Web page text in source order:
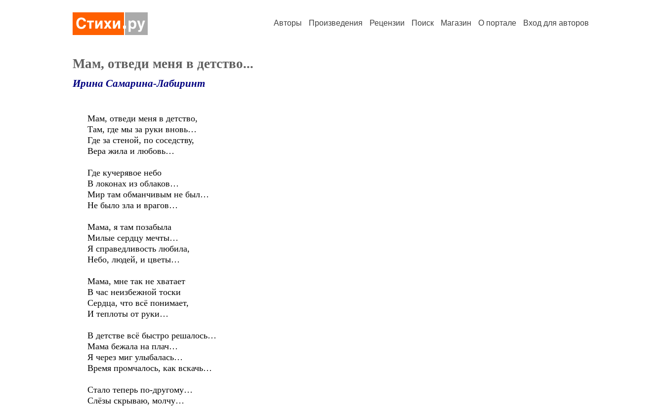
Авторы Произведения Рецензии Поиск Магазин О портале Вход для авторов
Мам, отведи меня в детство...
Ирина Самарина-Лабиринт
Мам, отведи меня в детство,
Там, где мы за руки вновь…
Где за стеной, по соседству,
Вера жила и любовь…
Где кучерявое небо
В локонах из облаков…
Мир там обманчивым не был…
Не было зла и врагов…
Мама, я там позабыла
Милые сердцу мечты…
Я справедливость любила,
Небо, людей, и цветы…
Мама, мне так не хватает
В час неизбежной тоски
Сердца, что всё понимает,
И теплоты от руки…
В детстве всё быстро решалось…
Мама бежала на плач…
Я через миг улыбалась…
Время промчалось, как вскачь…
Стало теперь по-другому…
Слёзы скрываю, молчу…